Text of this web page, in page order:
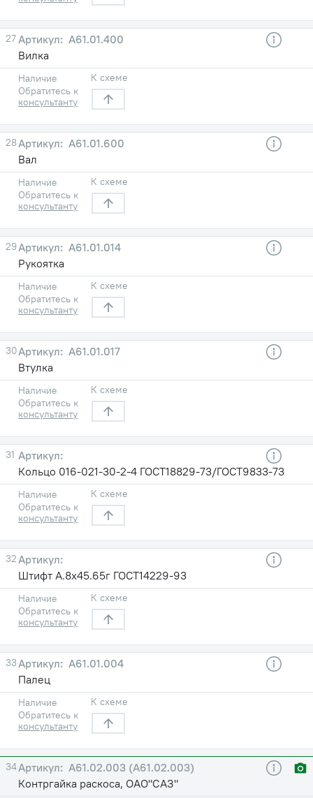
27
A61.01.400
Вилка
Наличие
Обратитесь к
консультанту
К схеме
28
A61.01.600
Вал
Наличие
Обратитесь к
консультанту
К схеме
29
A61.01.014
Рукоятка
Наличие
Обратитесь к
консультанту
К схеме
30
A61.01.017
Втулка
Наличие
Обратитесь к
консультанту
К схеме
31
Кольцо 016-021-30-2-4 ГОСТ18829-73/ГОСТ9833-73
Наличие
Обратитесь к
консультанту
К схеме
32
Штифт А.8х45.65г ГОСТ14229-93
Наличие
Обратитесь к
консультанту
К схеме
33
A61.01.004
Палец
Наличие
Обратитесь к
консультанту
К схеме
34
A61.02.003 (А61.02.003)
Контргайка раскоса, ОАО"САЗ"